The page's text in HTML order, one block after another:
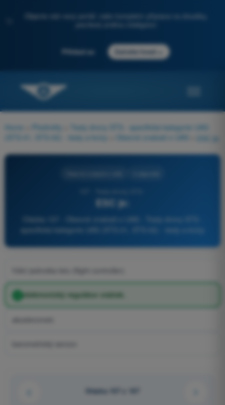
Objevte náš nový portál: vaše kompletní příprava na zkoušky,
Přihlásit se Začněte hned
Home Předměty
Testy drony STS - specifická kategorie UAS
(STS-01, STS-02) - testy a kvízy
Obecné znalosti o UAS
ESC je:
elektronický regulátor otáček.
Otázka 107 z 167